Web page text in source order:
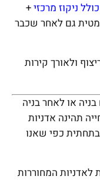
ניקוז מרכזי+
גם לאחר שכבר
ולאורך קירות
או לאחר בניה
תהינה אדניות
בתחתית כפי שאנו
לאדניות המחוררות